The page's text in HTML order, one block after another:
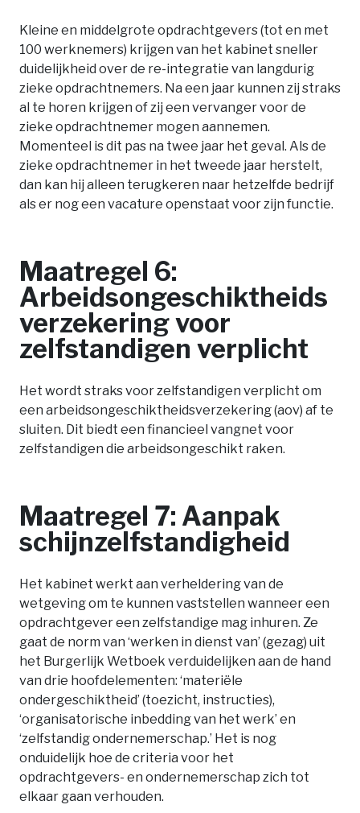
Kleine en middelgrote opdrachtgevers (tot en met
100 werknemers) krijgen van het kabinet sneller
duidelijkheid over de re-integratie van langdurig
zieke opdrachtnemers. Na een jaar kunnen zij straks
al te horen krijgen of zij een vervanger voor de
zieke opdrachtnemer mogen aannemen.
Momenteel is dit pas na twee jaar het geval. Als de
zieke opdrachtnemer in het tweede jaar herstelt,
dan kan hij alleen terugkeren naar hetzelfde bedrijf
als er nog een vacature openstaat voor zijn functie.
Maatregel 6:
Arbeidsongeschiktheids
verzekering voor
zelfstandigen verplicht
Het wordt straks voor zelfstandigen verplicht om
een arbeidsongeschiktheidsverzekering (aov) af te
sluiten. Dit biedt een financieel vangnet voor
zelfstandigen die arbeidsongeschikt raken.
Maatregel 7: Aanpak
schijnzelfstandigheid
Het kabinet werkt aan verheldering van de
wetgeving om te kunnen vaststellen wanneer een
opdrachtgever een zelfstandige mag inhuren. Ze
gaat de norm van ‘werken in dienst van’ (gezag) uit
het Burgerlijk Wetboek verduidelijken aan de hand
van drie hoofdelementen: ‘materiële
ondergeschiktheid’ (toezicht, instructies),
‘organisatorische inbedding van het werk’ en
‘zelfstandig ondernemerschap.’ Het is nog
onduidelijk hoe de criteria voor het
opdrachtgevers- en ondernemerschap zich tot
elkaar gaan verhouden.